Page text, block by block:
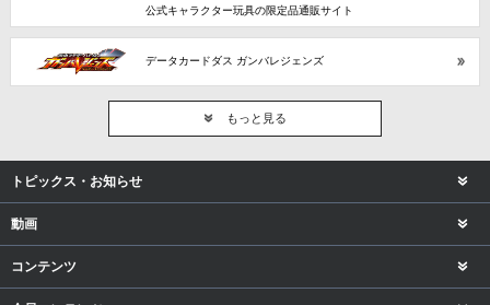
公式キャラクター玩具の限定品通販サイト
データカードダス ガンバレジェンズ
もっと見る
トピックス・お知らせ
動画
コンテンツ